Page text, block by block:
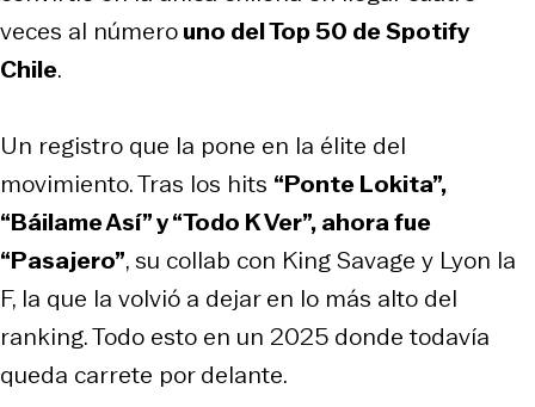
veces al númerouno del Top 50 de Spotify
Chile.
Un registro que la pone en la élite del
movimiento. Tras los hits “Ponte Lokita”,
“Báilame Así” y “Todo K Ver”, ahora fue
“Pasajero”, su collab con King Savage y Lyon la
F, la que la volvió a dejar en lo más alto del
ranking. Todo esto en un 2025 donde todavía
queda carrete por delante.